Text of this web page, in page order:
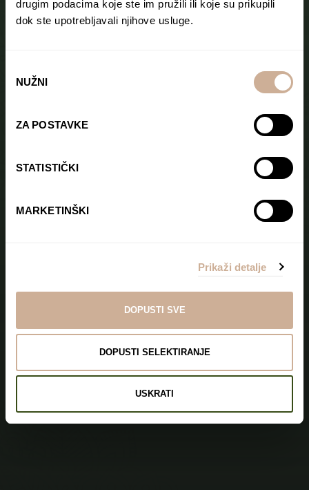
drugim podacima koje ste im pružili ili koje su prikupili
dok ste upotrebljavali njihove usluge.
pristanka
NUŽNI
ZA POSTAVKE
STATISTIČKI
MARKETINŠKI
Prikaži detalje
DOPUSTI SVE
DOPUSTI SELEKTIRANJE
USKRATI